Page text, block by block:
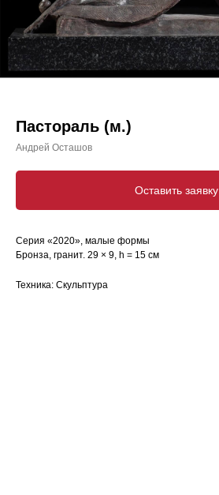
Пастораль (м.)
Андрей Осташов
Оставить заявку
Серия «2020», малые формы
Бронза, гранит. 29 × 9, h = 15 см
Техника: Скульптура